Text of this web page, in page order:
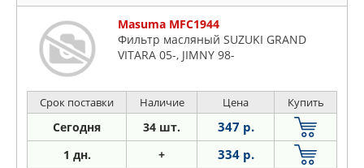
Masuma MFC1944
Фильтр масляный SUZUKI GRAND
VITARA 05-, JIMNY 98-
Срок поставки Наличие Цена Купить
Сегодня 34 шт. 347 р.
1 дн. + 334 р.